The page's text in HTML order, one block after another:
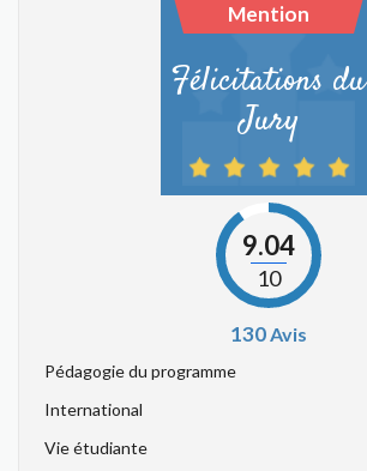
Mention
Félicitations du
Jury
9.04
10
130Avis
Pédagogie du programme
International
Vie étudiante